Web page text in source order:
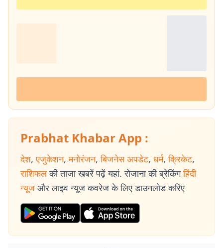
Prabhat Khabar App :
देश, एजुकेशन, मनोरंजन, बिजनेस अपडेट, धर्म, क्रिकेट,
राशिफल की ताजा खबरें पढ़ें यहां. रोजाना की ब्रेकिंग हिंदी
न्यूज और लाइव न्यूज कवरेज के लिए डाउनलोड करिए